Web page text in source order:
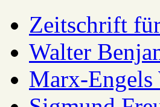
Zeitschrift
Walter
Marx-Engels